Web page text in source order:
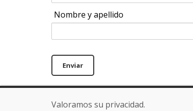
Nombre y apellido
Enviar
Línea de información
Valoramos su privacidad.